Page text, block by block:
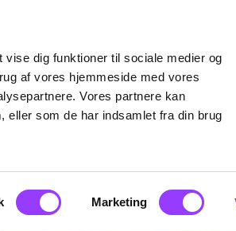
dig funktioner til sociale medier og
af vores hjemmeside med vores
Vores partnere kan
eller som de har indsamlet fra din brug
Marketing